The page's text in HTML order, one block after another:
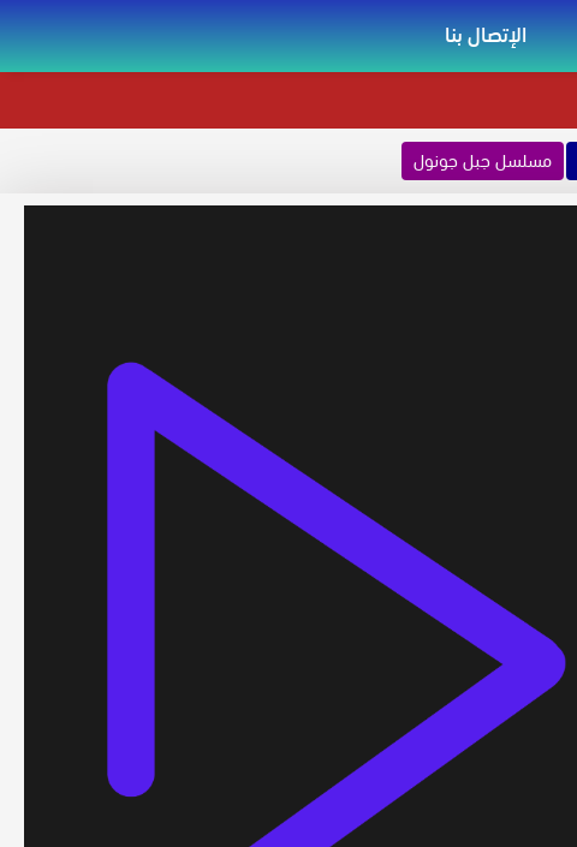
الإتصال بنا
مسلسل جبل جونول